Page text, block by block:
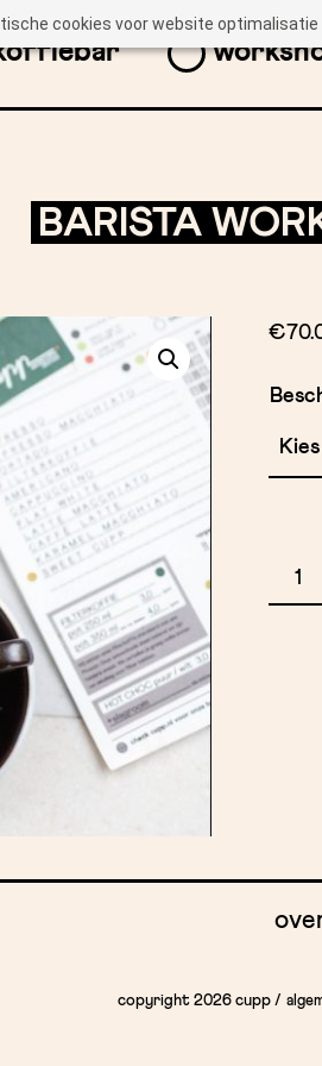
cookies voor website
BARISTA
€
copyright 2026 cupp /